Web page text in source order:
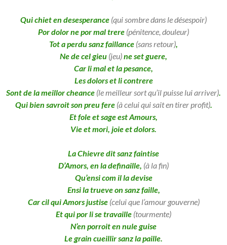
Qui chiet en desesperance (qui sombre dans le désespoir)
Por dolor ne por mal trere (pénitence, douleur)
Tot a perdu sanz faillance (sans retour),
Ne de cel gieu (jeu)ne set guere,
Car li mal et la pesance,
Les dolors et li contrere
Sont de la meillor cheance (le meilleur sort qu’il puisse lui arriver).
Qui bien savroit son preu fere (à celui qui sait en tirer profit).
Et fole et sage est Amours,
Vie et mori, joie et dolors.
La Chievre dit sanz faintise
D’Amors, en la definaille, (à la fin)
Qu’ensi com il la devise
Ensi la trueve on sanz faille,
Car cil qui Amors justise(celui que l’amour gouverne)
Et qui por li se travaille (tourmente)
N’en porroit en nule guise
Le grain cueillir sanz la paille.